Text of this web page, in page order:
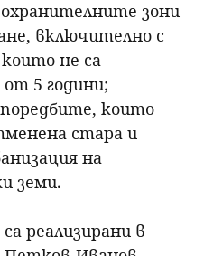
зони
включително с
не са
5 години;
които
стара и
на
земи.
реализирани в